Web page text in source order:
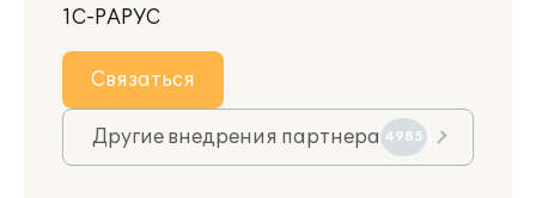
1С-РАРУС
Связаться
Другие внедрения партнера 4985